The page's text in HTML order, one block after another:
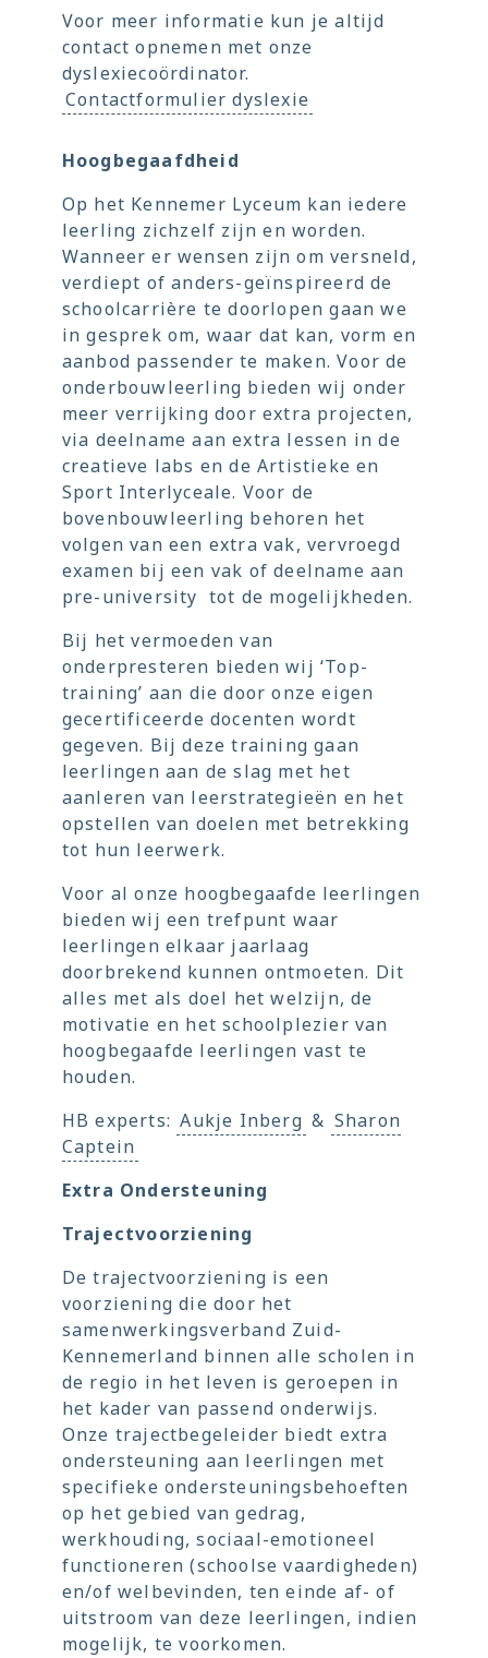
Voor meer informatie kun je altijd
contact opnemen met onze
dyslexiecoördinator.
Contactformulier dyslexie
Hoogbegaafdheid
Op het Kennemer Lyceum kan iedere
leerling zichzelf zijn en worden.
Wanneer er wensen zijn om versneld,
verdiept of anders-geïnspireerd de
schoolcarrière te doorlopen gaan we
in gesprek om, waar dat kan, vorm en
aanbod passender te maken. Voor de
onderbouwleerling bieden wij onder
meer verrijking door extra projecten,
via deelname aan extra lessen in de
creatieve labs en de Artistieke en
Sport Interlyceale. Voor de
bovenbouwleerling behoren het
volgen van een extra vak, vervroegd
examen bij een vak of deelname aan
pre-university tot de mogelijkheden.
Bij het vermoeden van
onderpresteren bieden wij ‘Top-
training’ aan die door onze eigen
gecertificeerde docenten wordt
gegeven. Bij deze training gaan
leerlingen aan de slag met het
aanleren van leerstrategieën en het
opstellen van doelen met betrekking
tot hun leerwerk.
Voor al onze hoogbegaafde leerlingen
bieden wij een trefpunt waar
leerlingen elkaar jaarlaag
doorbrekend kunnen ontmoeten. Dit
alles met als doel het welzijn, de
motivatie en het schoolplezier van
hoogbegaafde leerlingen vast te
houden.
HB experts: Aukje Inberg & Sharon
Captein
Extra Ondersteuning
Trajectvoorziening
De trajectvoorziening is een
voorziening die door het
samenwerkingsverband Zuid-
Kennemerland binnen alle scholen in
de regio in het leven is geroepen in
het kader van passend onderwijs.
Onze trajectbegeleider biedt extra
ondersteuning aan leerlingen met
specifieke ondersteuningsbehoeften
op het gebied van gedrag,
werkhouding, sociaal-emotioneel
functioneren (schoolse vaardigheden)
en/of welbevinden, ten einde af- of
uitstroom van deze leerlingen, indien
mogelijk, te voorkomen.